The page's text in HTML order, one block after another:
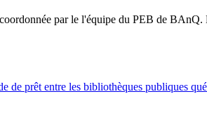
par le l'équipe du PEB de BAnQ.
de prêt entre les bibliothèques publiques